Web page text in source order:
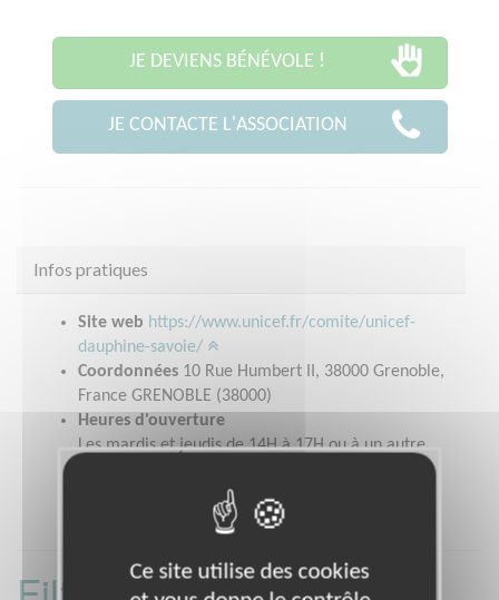
JE DEVIENS BÉNÉVOLE !
JE CONTACTE L'ASSOCIATION
Infos pratiques
Site web https://www.unicef.fr/comite/unicef-
dauphine-savoie/
Coordonnées 10 Rue Humbert II, 38000 Grenoble,
France GRENOBLE (38000)
Heures d'ouverture
Les mardis et jeudis de 14H à 17H ou à un autre
Ce site utilise des cookies